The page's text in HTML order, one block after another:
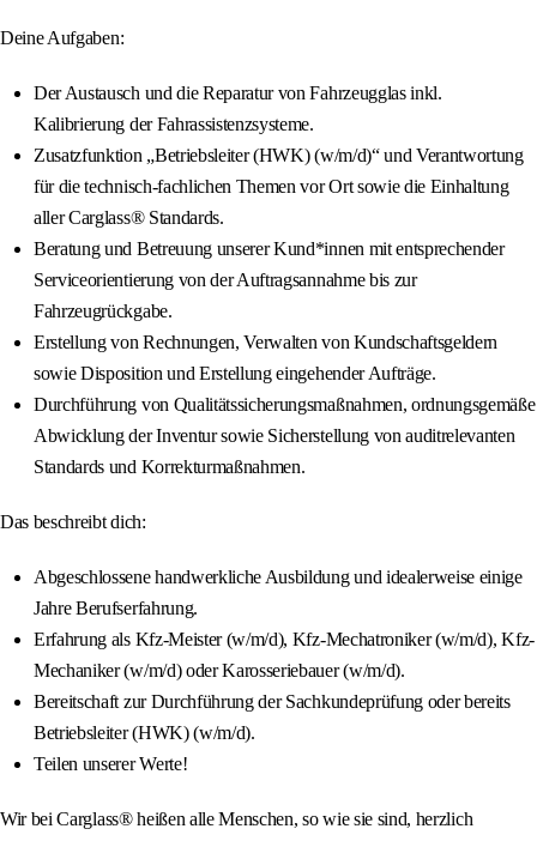
Deine Aufgaben:
Der Austausch und die Reparatur von Fahrzeugglas inkl.
Kalibrierung der Fahrassistenzsysteme.
Zusatzfunktion „Betriebsleiter (HWK) (w/m/d)“ und Verantwortung
für die technisch-fachlichen Themen vor Ort sowie die Einhaltung
aller Carglass® Standards.
Beratung und Betreuung unserer Kund*innen mit entsprechender
Serviceorientierung von der Auftragsannahme bis zur
Fahrzeugrückgabe.
Erstellung von Rechnungen, Verwalten von Kundschaftsgeldern
sowie Disposition und Erstellung eingehender Aufträge.
Durchführung von Qualitätssicherungsmaßnahmen, ordnungsgemäße
Abwicklung der Inventur sowie Sicherstellung von auditrelevanten
Standards und Korrekturmaßnahmen.
Das beschreibt dich:
Abgeschlossene handwerkliche Ausbildung und idealerweise einige
Jahre Berufserfahrung.
Erfahrung als Kfz-Meister (w/m/d), Kfz-Mechatroniker (w/m/d), Kfz-
Mechaniker (w/m/d) oder Karosseriebauer (w/m/d).
Bereitschaft zur Durchführung der Sachkundeprüfung oder bereits
Betriebsleiter (HWK) (w/m/d).
Teilen unserer Werte!
Wir bei Carglass® heißen alle Menschen, so wie sie sind, herzlich